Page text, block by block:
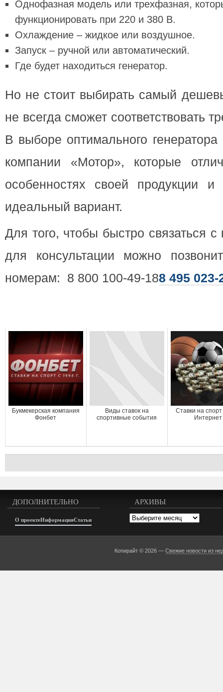
Однофазная модель или трехфазная,
функционировать при 220 и 380 В.
Охлаждение – жидкое или воздушное.
Запуск – ручной или автоматический.
Где будет находиться генератор.
Но не стоит выбирать самый
не всегда сможет соответствовать
В выборе оптимального генератора
компании «Мотор», которые
особенностях своей продукции и
идеальный вариант.
Для того, чтобы быстро связаться
для консультации можно
номерам: 8 800 100-49-188 495 023-
Букмекерская компания
Фонбет
Виды ставок на
спортивные события
Ставки на
Интернет
ДОПОЛНИТЕЛЬНО
О проектеИнформацияСтатьи
АРХИВЫ
Архивы
Копирайт © 2026 —Свежие новости из